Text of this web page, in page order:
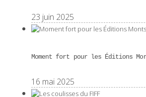
23 juin 2025
Moment fort pour les Éditions
16 mai 2025